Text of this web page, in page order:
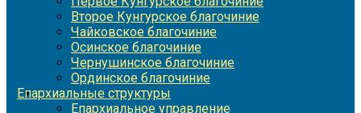
Второе Кунгурское благочиние
Чайковское благочиние
Осинское благочиние
Чернушинское благочиние
Ординское благочиние
Епархиальные структуры
Епархиальное управление